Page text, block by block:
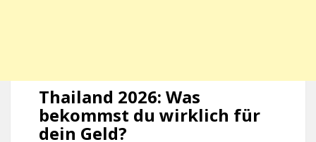
Thailand 2026: Was
bekommst du wirklich für
dein Geld?